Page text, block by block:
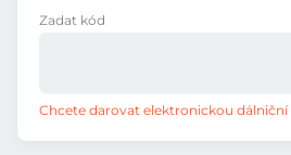
Zadat kód
Chcete darovat elektronickou dálniční